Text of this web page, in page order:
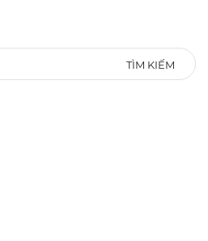
TÌM KIẾM